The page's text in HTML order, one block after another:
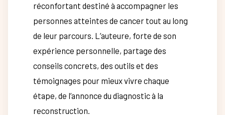
réconfortant destiné à accompagner les
personnes atteintes de cancer tout au long
de leur parcours. L’auteure, forte de son
expérience personnelle, partage des
conseils concrets, des outils et des
témoignages pour mieux vivre chaque
étape, de l’annonce du diagnostic à la
reconstruction.